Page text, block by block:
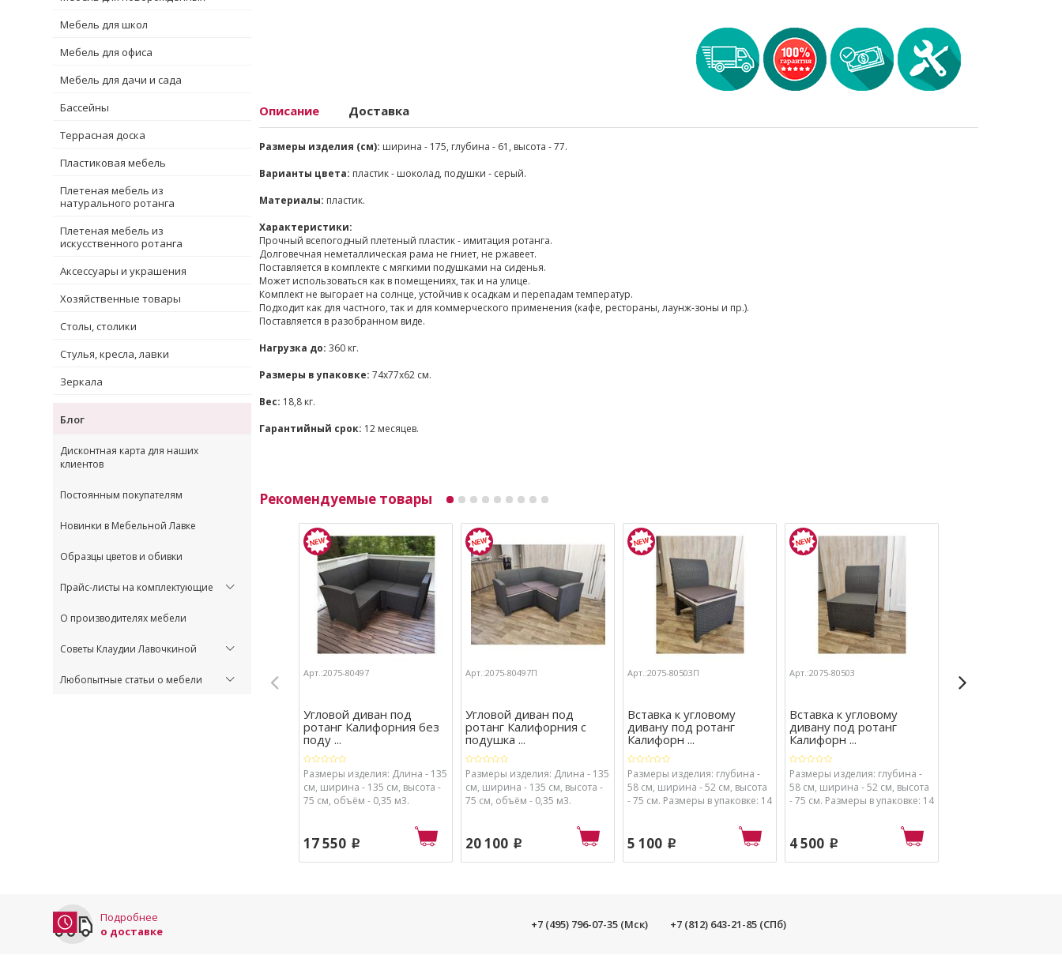
Мебель для школ
Мебель для офиса
Мебель для дачи и сада
Бассейны
Террасная доска
Пластиковая мебель
Плетеная мебель из
натурального ротанга
Плетеная мебель из
искусственного ротанга
Аксессуары и украшения
Хозяйственные товары
Столы, столики
Стулья, кресла, лавки
Зеркала
Блог
Дисконтная карта для наших
клиентов
Постоянным покупателям
Новинки в Мебельной Лавке
Образцы цветов и обивки
Прайс-листы на комплектующие
О производителях мебели
Советы Клаудии Лавочкиной
Любопытные статьи о мебели
Описание Доставка
Размеры изделия (см): ширина - 175, глубина - 61, высота - 77.
Варианты цвета: пластик - шоколад, подушки - серый.
Материалы: пластик.
Характеристики:
Прочный всепогодный плетеный пластик - имитация ротанга.
Долговечная неметаллическая рама не гниет, не ржавеет.
Поставляется в комплекте с мягкими подушками на сиденья.
Может использоваться как в помещениях, так и на улице.
Комплект не выгорает на солнце, устойчив к осадкам и перепадам температур.
Подходит как для частного, так и для коммерческого применения (кафе, рестораны, лаунж-зоны и пр.).
Поставляется в разобранном виде.
Нагрузка до: 360 кг.
Размеры в упаковке: 74х77х62 см.
Вес: 18,8 кг.
Гарантийный срок: 12 месяцев.
Рекомендуемые товары
Арт.:2075-80497
Угловой диван под
ротанг Калифорния без
поду ...
Размеры изделия: Длина - 135
см, ширина - 135 см, высота -
75 см, объём - 0,35 м3.
17 550 p
Арт.:2075-80497П
Угловой диван под
ротанг Калифорния с
подушка ...
Размеры изделия: Длина - 135
см, ширина - 135 см, высота -
75 см, объём - 0,35 м3.
20 100 p
Арт.:2075-80503П
Вставка к угловому
дивану под ротанг
Калифорн ...
Размеры изделия: глубина -
58 см, ширина - 52 см, высота
- 75 см. Размеры в упаковке: 14
5 100 p
Арт.:2075-80503
Вставка к угловому
дивану под ротанг
Калифорн ...
Размеры изделия: глубина -
58 см, ширина - 52 см, высота
- 75 см. Размеры в упаковке: 14
4 500 p
Подробнее
о доставке
+7 (495) 796-07-35 (Мск) +7 (812) 643-21-85 (СПб)